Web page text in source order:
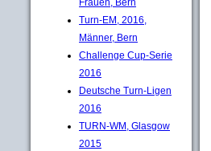
Frauen, Bern
Turn-EM, 2016,
Männer, Bern
Challenge Cup-Serie
2016
Deutsche Turn-Ligen
2016
TURN-WM, Glasgow
2015